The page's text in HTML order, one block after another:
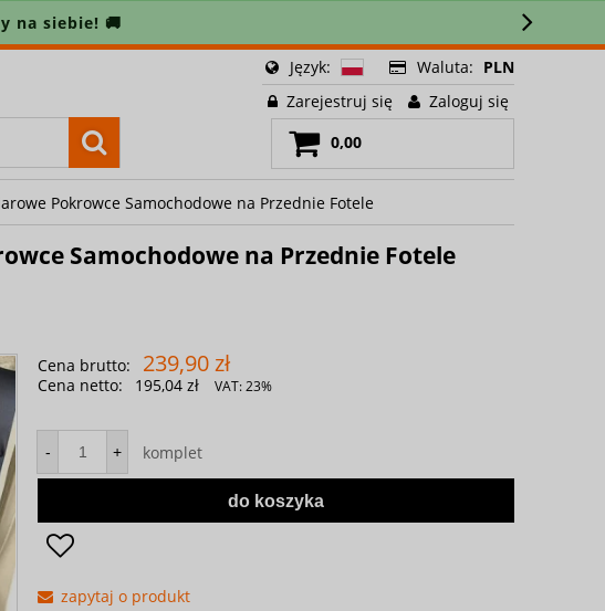
na siebie! 🚚
Język: Waluta: PLN
Zarejestruj się
Zaloguj się
0,00
Pokrowce Samochodowe na Przednie Fotele
Samochodowe na Przednie Fotele
Cena brutto: 239,90 zł
Cena netto: 195,04 zł VAT:23%
- + komplet
do koszyka
zapytaj o produkt